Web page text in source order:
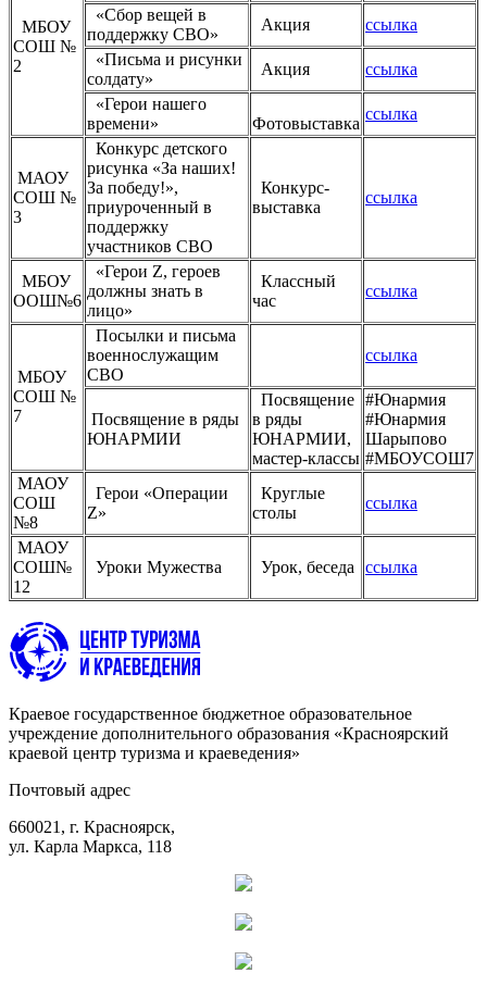
МБОУ
СОШ №
2
«Сбор вещей в
поддержку СВО»
Акция
ссылка
«Письма и рисунки
солдату»
Акция
ссылка
«Герои нашего
времени»
Фотовыставка
ссылка
МАОУ
СОШ №
3
Конкурс детского
рисунка «За наших!
За победу!»,
приуроченный в
поддержку
участников СВО
Конкурс-
выставка
ссылка
МБОУ
ООШ№6
«Герои Z, героев
должны знать в
лицо»
Классный
час
ссылка
МБОУ
СОШ №
7
Посылки и письма
военнослужащим
СВО
ссылка
Посвящение в ряды
ЮНАРМИИ
Посвящение
в ряды
ЮНАРМИИ,
мастер-классы
#Юнармия
#Юнармия
Шарыпово
#МБОУСОШ7
МАОУ
СОШ
№8
Герои «Операции
Z»
Круглые
столы
ссылка
МАОУ
СОШ№
12
Уроки Мужества Урок, беседа ссылка
Краевое государственное бюджетное образовательное
учреждение дополнительного образования «Красноярский
краевой центр туризма и краеведения»
Почтовый адрес
660021, г. Красноярск,
ул. Карла Маркса, 118